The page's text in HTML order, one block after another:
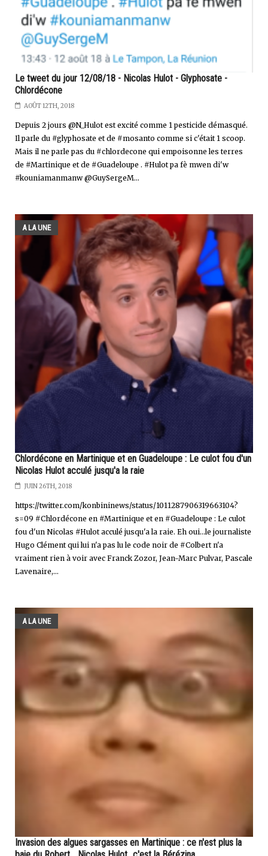
Le tweet du jour 12/08/18 - Nicolas Hulot - Glyphosate -
Chlordécone
AOÛT 12TH, 2018
Depuis 2 jours @N_Hulot est excité comme 1 pesticide démasqué.
Il parle du #glyphosate et de #mosanto comme si c'était 1 scoop.
Mais il ne parle pas du #chlordecone qui empoisonne les terres
de #Martinique et de #Guadeloupe . #Hulot pa fè mwen di'w
#kouniamanmanw @GuySergeM...
A LA UNE
Chlordécone en Martinique et en Guadeloupe : Le culot fou d'un
Nicolas Hulot acculé jusqu'a la raie
JUIN 26TH, 2018
https://twitter.com/konbininews/status/1011287906319663104?
s=09 #Chlordécone en #Martinique et en #Guadeloupe : Le culot
fou d'un Nicolas #Hulot acculé jusqu'a la raie. Eh oui...le journaliste
Hugo Clément qui lui n'a pas lu le code noir de #Colbert n'a
vraiment rien à voir avec Franck Zozor, Jean-Marc Pulvar, Pascale
Lavenaire,...
A LA UNE
Invasion des algues sargasses en Martinique : ce n'est plus la